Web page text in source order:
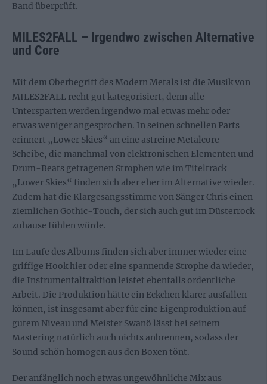
Band überprüft.
MILES2FALL – Irgendwo zwischen Alternative
und Core
Mit dem Oberbegriff des Modern Metals ist die Musik von
MILES2FALL recht gut kategorisiert, denn alle
Untersparten werden irgendwo mal etwas mehr oder
etwas weniger angesprochen. In seinen schnellen Parts
erinnert „Lower Skies“ an eine astreine Metalcore-
Scheibe, die manchmal von elektronischen Elementen und
Drum-Beats getragenen Strophen wie im Titeltrack
„Lower Skies“ finden sich aber eher im Alternative wieder.
Zudem hat die Klargesangsstimme von Sänger Chris einen
ziemlichen Gothic-Touch, der sich auch gut im Düsterrock
zuhause fühlen würde.
Im Laufe des Albums finden sich aber immer wieder eine
griffige Hook hier oder eine spannende Strophe da wieder,
die Instrumentalfraktion leistet ebenfalls ordentliche
Arbeit. Die Produktion hätte ein Eckchen klarer ausfallen
können, ist insgesamt aber für eine Eigenproduktion auf
gutem Niveau und Meister Swanö lässt bei seinem
Mastering natürlich auch nichts anbrennen, sodass der
Sound schön homogen aus den Boxen tönt.
Der anfänglich noch etwas ungewöhnliche Mix aus